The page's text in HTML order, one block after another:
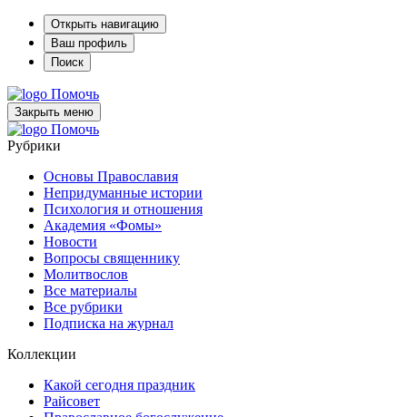
Открыть навигацию
Ваш профиль
Поиск
Помочь
Закрыть меню
Помочь
Рубрики
Основы Православия
Непридуманные истории
Психология и отношения
Академия «Фомы»
Новости
Вопросы священнику
Молитвослов
Все материалы
Все рубрики
Подписка на журнал
Коллекции
Какой сегодня праздник
Райсовет